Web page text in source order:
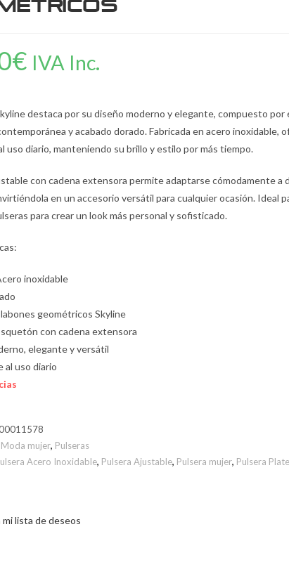
€ IVA Inc.
destaca por su diseño moderno y elegante, compuesto
y acabado dorado. Fabricada en acero inoxidable,
uso diario, manteniendo su brillo y estilo por más tiempo.
con cadena extensora permite adaptarse cómodamente a
en un accesorio versátil para cualquier ocasión. Ideal
para crear un look más personal y sofisticado.
inoxidable
geométricos Skyline
con cadena extensora
elegante y versátil
al uso diario
Moda mujer, Pulseras
Acero Inoxidable, Pulsera Ajustable, Pulsera mujer, Pulsera
mi lista de deseos